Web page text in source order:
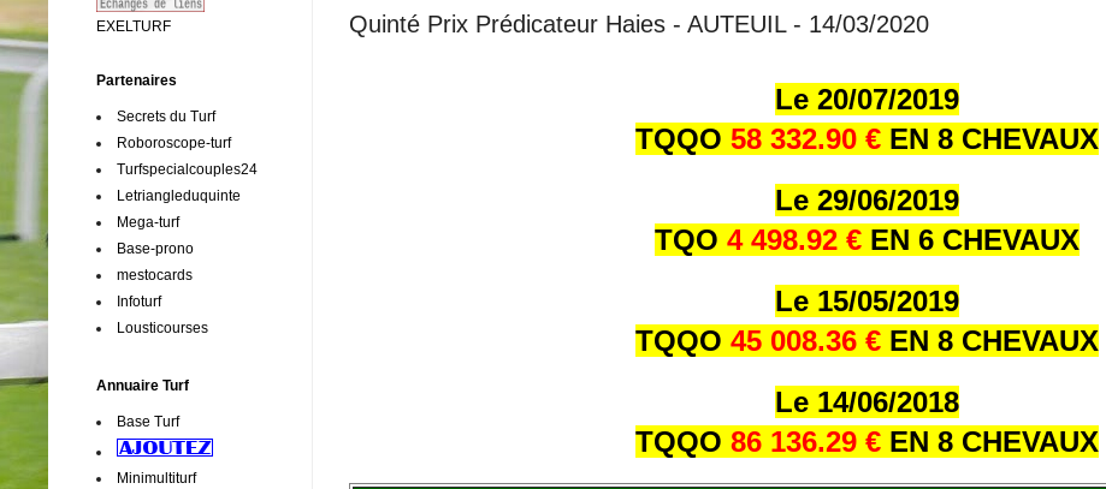
Quinté Prix Prédicateur Haies - AUTEUIL - 14/03/2020
Le 20/07/2019
TQQO 58 332.90 €EN 8 CHEVAUX
Le 29/06/2019
TQO 4 498.92 €EN 6 CHEVAUX
Le 15/05/2019
TQQO 45 008.36 €EN 8 CHEVAUX
Le 14/06/2018
TQQO 86 136.29 €EN 8 CHEVAUX
EXELTURF
Partenaires
Secrets du Turf
Roboroscope-turf
Turfspecialcouples24
Letriangleduquinte
Mega-turf
Base-prono
mestocards
Infoturf
Lousticourses
Annuaire Turf
Base Turf
Minimultiturf